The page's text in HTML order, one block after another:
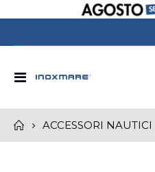
Toggle
ACCESSORI NAUTICI